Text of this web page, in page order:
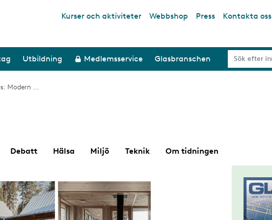
Top links
Kurser och aktiviteter Webbshop Press Kontakta oss
Utbildning Medlemsservice Glasbranschen
Modern ...
Debatt Hälsa Miljö Teknik Om tidningen